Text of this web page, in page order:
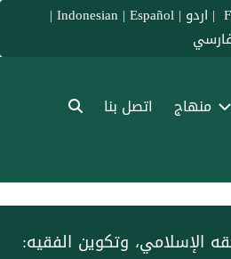
| اردو |
Indonesian | Español
|
منهاج اتصل بنا
الإسلامي، وتكوين الفقيه: